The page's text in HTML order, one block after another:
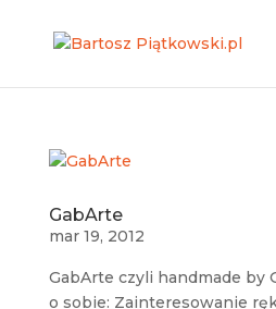
GabArte
mar 19, 2012
GabArte czyli handmade by
o sobie: Zainteresowanie